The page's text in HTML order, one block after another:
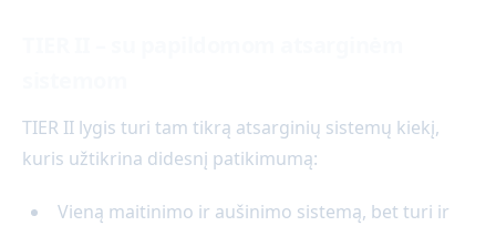
TIER II lygis turi tam tikrą atsarginių sistemų kiekį,
kuris užtikrina didesnį patikimumą:
Vieną maitinimo ir aušinimo sistemą, bet turi ir